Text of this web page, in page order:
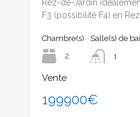
Rez-de-Jardin
F3 (possibilité F4) en
Chambre(s)
2
Salle(s) de
1
Vente
199900€